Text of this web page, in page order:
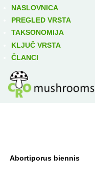
NASLOVNICA
PREGLED VRSTA
TAKSONOMIJA
KLJUČ VRSTA
ČLANCI
Abortiporus biennis
Izravno